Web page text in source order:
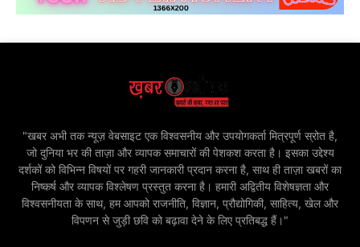
"खबर अभी तक न्यूज़ वेबसाइट एक विश्वसनीय और उपयोगकर्ता मित्रपूर्ण स्रोत है,
जो दुनिया भर की ताज़ा और व्यापक समाचारों की पेशकश करता है। इसका उद्देश्य
दर्शकों को विभिन्न विषयों पर गहरी जानकारी प्रदान करना है, साथ ही ताज़ा खबरों का
निष्कर्ष और व्यापक विश्लेषण प्रस्तुत करना है। हमारी अद्वितीय विशेषज्ञता और
विश्वसनीयता के साथ, हम आपको राजनीति, विज्ञान, प्रौद्योगिकी, साहित्य, खेल और
विपणन से जुड़ी छवि को बढ़ावा देने के लिए प्रतिबद्ध हैं।"